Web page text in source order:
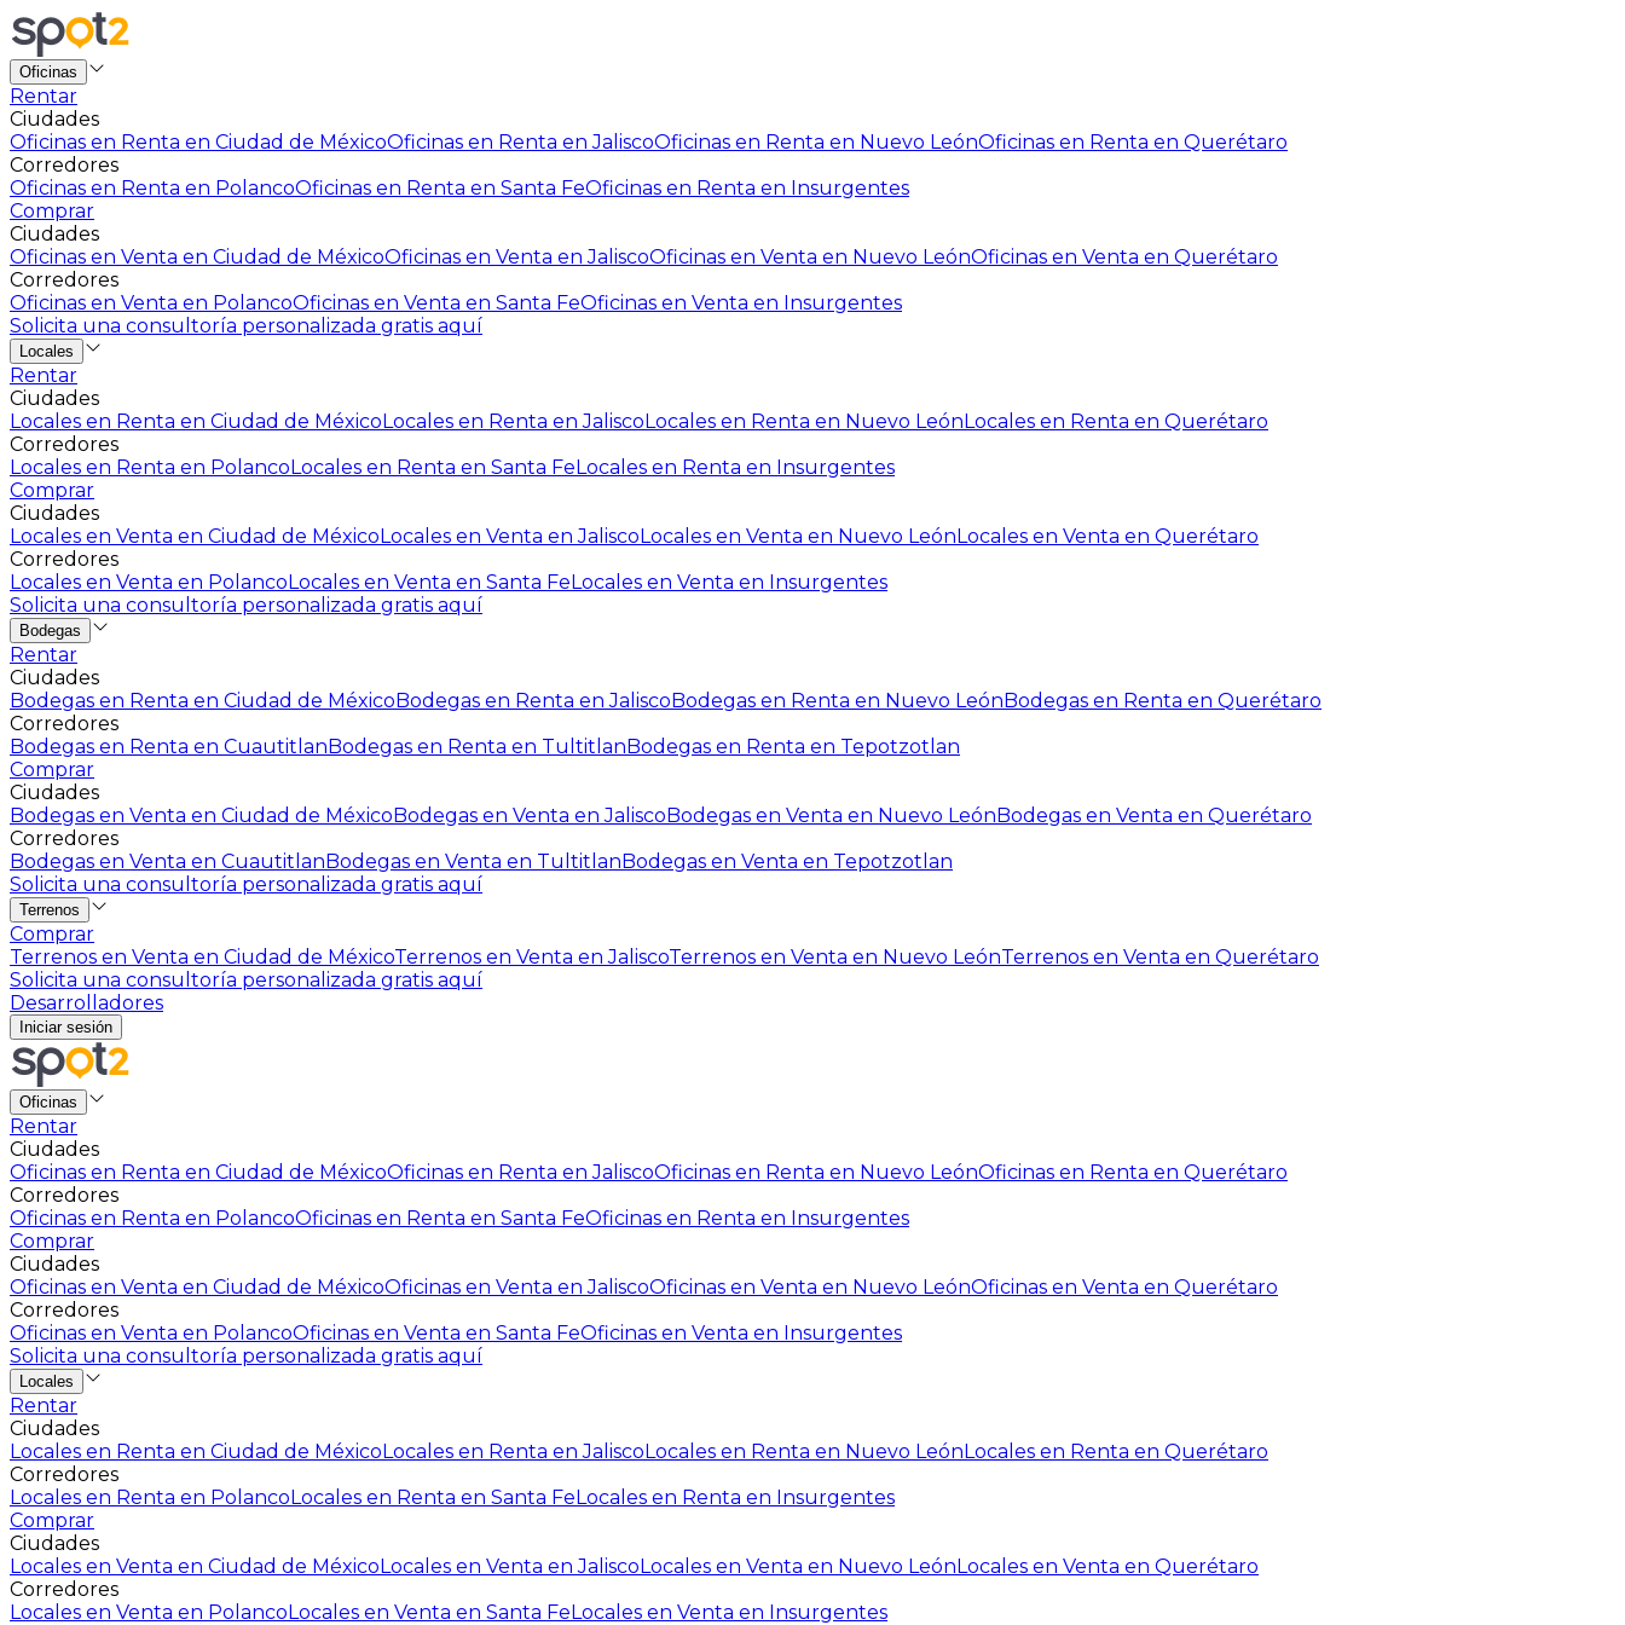
Oficinas
Rentar
Ciudades
Oficinas en Renta en Ciudad de MéxicoOficinas en Renta en JaliscoOficinas en Renta en Nuevo LeónOficinas en Renta en Querétaro
Corredores
Oficinas en Renta en PolancoOficinas en Renta en Santa FeOficinas en Renta en Insurgentes
Comprar
Ciudades
Oficinas en Venta en Ciudad de MéxicoOficinas en Venta en JaliscoOficinas en Venta en Nuevo LeónOficinas en Venta en Querétaro
Corredores
Oficinas en Venta en PolancoOficinas en Venta en Santa FeOficinas en Venta en Insurgentes
Solicita una consultoría personalizada gratis aquí
Locales
Rentar
Ciudades
Locales en Renta en Ciudad de MéxicoLocales en Renta en JaliscoLocales en Renta en Nuevo LeónLocales en Renta en Querétaro
Corredores
Locales en Renta en PolancoLocales en Renta en Santa FeLocales en Renta en Insurgentes
Comprar
Ciudades
Locales en Venta en Ciudad de MéxicoLocales en Venta en JaliscoLocales en Venta en Nuevo LeónLocales en Venta en Querétaro
Corredores
Locales en Venta en PolancoLocales en Venta en Santa FeLocales en Venta en Insurgentes
Solicita una consultoría personalizada gratis aquí
Bodegas
Rentar
Ciudades
Bodegas en Renta en Ciudad de MéxicoBodegas en Renta en JaliscoBodegas en Renta en Nuevo LeónBodegas en Renta en Querétaro
Corredores
Bodegas en Renta en CuautitlanBodegas en Renta en TultitlanBodegas en Renta en Tepotzotlan
Comprar
Ciudades
Bodegas en Venta en Ciudad de MéxicoBodegas en Venta en JaliscoBodegas en Venta en Nuevo LeónBodegas en Venta en Querétaro
Corredores
Bodegas en Venta en CuautitlanBodegas en Venta en TultitlanBodegas en Venta en Tepotzotlan
Solicita una consultoría personalizada gratis aquí
Terrenos
Comprar
Terrenos en Venta en Ciudad de MéxicoTerrenos en Venta en JaliscoTerrenos en Venta en Nuevo LeónTerrenos en Venta en Querétaro
Solicita una consultoría personalizada gratis aquí
Desarrolladores
Iniciar sesión
Oficinas
Rentar
Ciudades
Oficinas en Renta en Ciudad de MéxicoOficinas en Renta en JaliscoOficinas en Renta en Nuevo LeónOficinas en Renta en Querétaro
Corredores
Oficinas en Renta en PolancoOficinas en Renta en Santa FeOficinas en Renta en Insurgentes
Comprar
Ciudades
Oficinas en Venta en Ciudad de MéxicoOficinas en Venta en JaliscoOficinas en Venta en Nuevo LeónOficinas en Venta en Querétaro
Corredores
Oficinas en Venta en PolancoOficinas en Venta en Santa FeOficinas en Venta en Insurgentes
Solicita una consultoría personalizada gratis aquí
Locales
Rentar
Ciudades
Locales en Renta en Ciudad de MéxicoLocales en Renta en JaliscoLocales en Renta en Nuevo LeónLocales en Renta en Querétaro
Corredores
Locales en Renta en PolancoLocales en Renta en Santa FeLocales en Renta en Insurgentes
Comprar
Ciudades
Locales en Venta en Ciudad de MéxicoLocales en Venta en JaliscoLocales en Venta en Nuevo LeónLocales en Venta en Querétaro
Corredores
Locales en Venta en PolancoLocales en Venta en Santa FeLocales en Venta en Insurgentes